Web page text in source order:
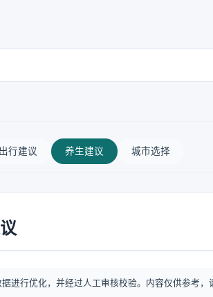
出行建议 养生建议 城市选择
进行优化，并经过人工审核校验。内容仅供参考，